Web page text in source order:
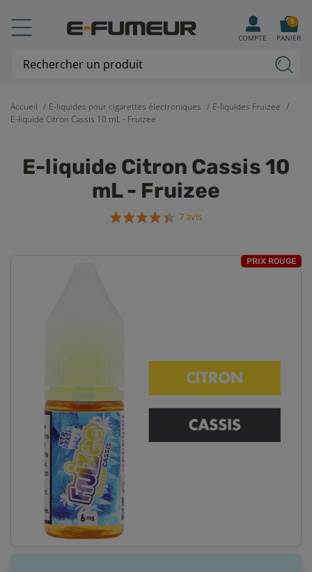
Accueil E-liquides pour cigarettes électroniques
E-liquides Fruizee
E-liquide Citron Cassis 10 mL - Fruizee
E-liquide Citron Cassis 10
mL - Fruizee
7 avis
PRIX ROUGE
COMPTE PANIER
0